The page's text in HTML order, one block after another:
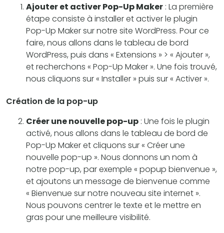
Ajouter et activer Pop-Up Maker : La première
étape consiste à installer et activer le plugin
Pop-Up Maker sur notre site WordPress. Pour ce
faire, nous allons dans le tableau de bord
WordPress, puis dans « Extensions » > « Ajouter »,
et recherchons « Pop-Up Maker ». Une fois trouvé,
nous cliquons sur « Installer » puis sur « Activer ».
Création de la pop-up
Créer une nouvelle pop-up : Une fois le plugin
activé, nous allons dans le tableau de bord de
Pop-Up Maker et cliquons sur « Créer une
nouvelle pop-up ». Nous donnons un nom à
notre pop-up, par exemple « popup bienvenue »,
et ajoutons un message de bienvenue comme
« Bienvenue sur notre nouveau site internet ».
Nous pouvons centrer le texte et le mettre en
gras pour une meilleure visibilité.